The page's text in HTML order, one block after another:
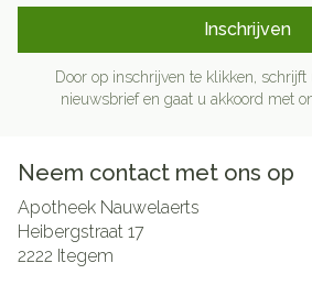
Inschrijven
Door op inschrijven te klikken,
nieuwsbrief en gaat u akkoord met
Neem contact met ons op
Apotheek Nauwelaerts
Heibergstraat 17
2222 Itegem